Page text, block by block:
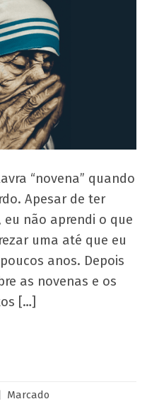
“novena” quando
Apesar de ter
não aprendi o que
uma até que eu
anos. Depois
as novenas e os
[…]
Marcado